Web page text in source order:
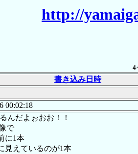
http://
4
書き込み日時
00:02:18
んだよぉおお！！
で
に1本
見えているのが1本